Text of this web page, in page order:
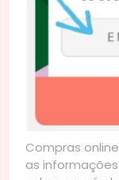
Compras
as